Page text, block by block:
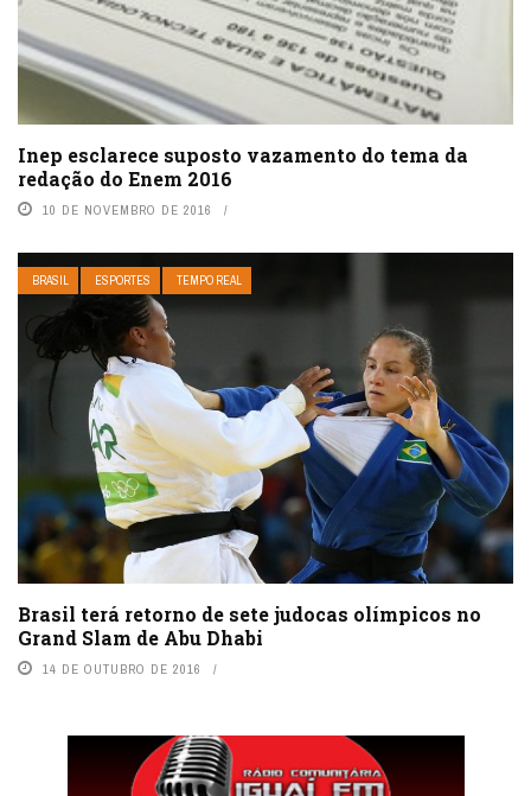
Inep esclarece suposto vazamento do tema da
redação do Enem 2016
10 DE NOVEMBRO DE 2016
BRASIL ESPORTES TEMPO REAL
Brasil terá retorno de sete judocas olímpicos no
Grand Slam de Abu Dhabi
14 DE OUTUBRO DE 2016